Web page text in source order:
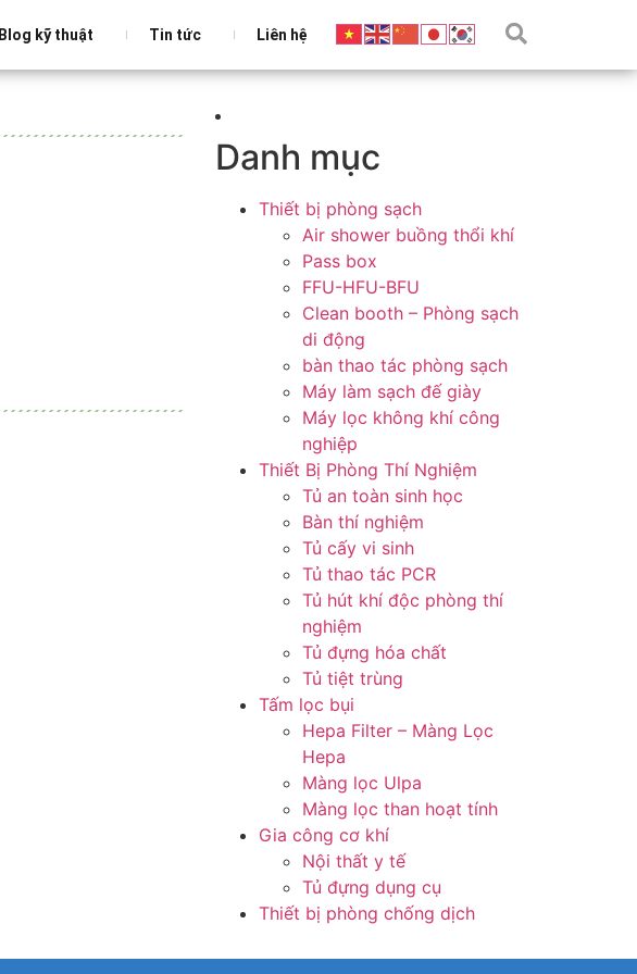
Blog kỹ thuật Tin tức Liên hệ
Danh mục
Thiết bị phòng sạch
Air shower buồng thổi khí
Pass box
FFU-HFU-BFU
Clean booth – Phòng sạch
di động
bàn thao tác phòng sạch
Máy làm sạch đế giày
Máy lọc không khí công
nghiệp
Thiết Bị Phòng Thí Nghiệm
Tủ an toàn sinh học
Bàn thí nghiệm
Tủ cấy vi sinh
Tủ thao tác PCR
Tủ hút khí độc phòng thí
nghiệm
Tủ đựng hóa chất
Tủ tiệt trùng
Tấm lọc bụi
Hepa Filter – Màng Lọc
Hepa
Màng lọc Ulpa
Màng lọc than hoạt tính
Gia công cơ khí
Nội thất y tế
Tủ đựng dụng cụ
Thiết bị phòng chống dịch